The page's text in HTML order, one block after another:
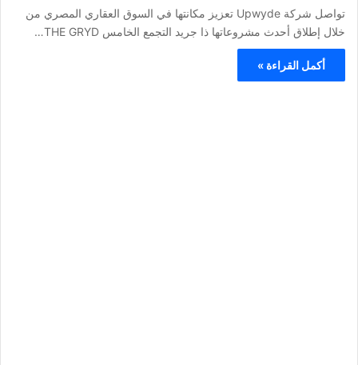
تواصل شركة Upwyde تعزيز مكانتها في السوق العقاري المصري من
خلال إطلاق أحدث مشروعاتها ذا جريد التجمع الخامس THE GRYD…
أكمل القراءة »